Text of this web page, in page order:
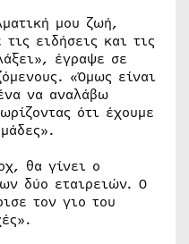
μου ζωή,
ειδήσεις και τις
έγραψε σε
«Όμως είναι
να αναλάβω
ότι έχουμε
θα γίνει ο
δύο εταιρειών. Ο
τον γιο του